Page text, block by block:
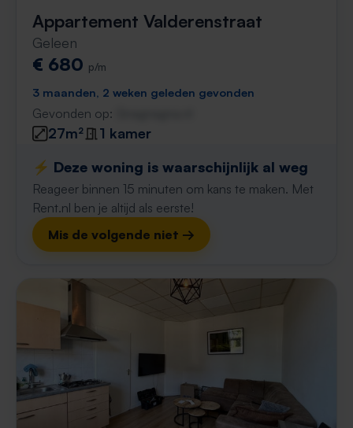
Appartement Valderenstraat
Geleen
€ 680 p/m
3 maanden, 2 weken geleden gevonden
Gevonden op:
27m²
1 kamer
⚡️ Deze woning is waarschijnlijk al weg
Reageer binnen 15 minuten om kans te maken. Met
Rent.nl ben je altijd als eerste!
Mis de volgende niet →